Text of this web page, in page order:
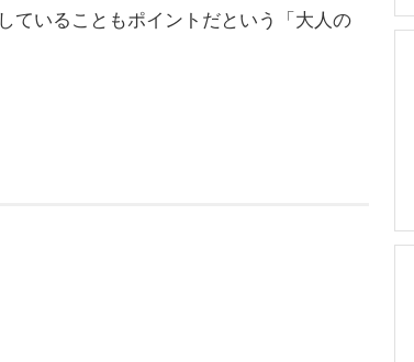
ていることもポイントだという「大人の